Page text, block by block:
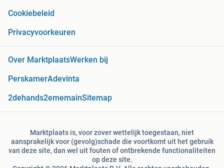
Cookiebeleid
Privacyvoorkeuren
Over MarktplaatsWerken bij
PerskamerAdevinta
2dehands2ememainSitemap
Marktplaats is, voor zover wettelijk toegestaan, niet
aansprakelijk voor (gevolg)schade die voortkomt uit het gebruik
van deze site, dan wel uit fouten of ontbrekende functionaliteiten
op deze site.